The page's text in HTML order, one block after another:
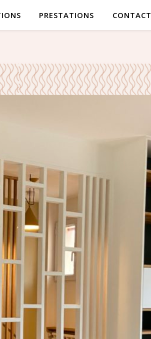
PRESTATIONS CONTACT